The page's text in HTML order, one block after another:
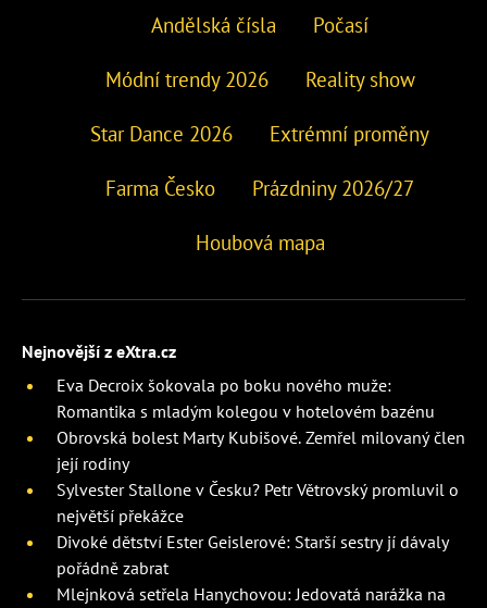
Andělská čísla Počasí
Módní trendy 2026 Reality show
Star Dance 2026 Extrémní proměny
Farma Česko Prázdniny 2026/27
Houbová mapa
Nejnovější z eXtra.cz
Eva Decroix šokovala po boku nového muže:
Romantika s mladým kolegou v hotelovém bazénu
Obrovská bolest Marty Kubišové. Zemřel milovaný člen
její rodiny
Sylvester Stallone v Česku? Petr Větrovský promluvil o
největší překážce
Divoké dětství Ester Geislerové: Starší sestry jí dávaly
pořádně zabrat
Mlejnková setřela Hanychovou: Jedovatá narážka na